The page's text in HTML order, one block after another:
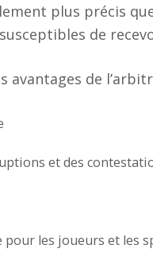
plus précis
de
avantages de
et des
pour les joueurs et les